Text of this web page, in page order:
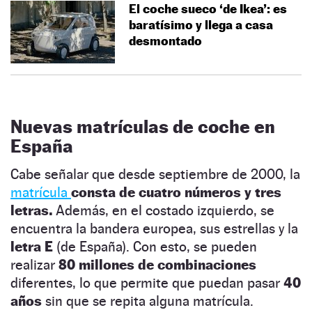
El coche sueco ‘de Ikea’: es
baratísimo y llega a casa
desmontado
Nuevas matrículas de coche en
España
Cabe señalar que desde septiembre de 2000, la
matrícula consta de cuatro números y tres
letras. Además, en el costado izquierdo, se
encuentra la bandera europea, sus estrellas y la
letra E (de España). Con esto, se pueden
realizar 80 millones de combinaciones
diferentes, lo que permite que puedan pasar 40
años sin que se repita alguna matrícula.